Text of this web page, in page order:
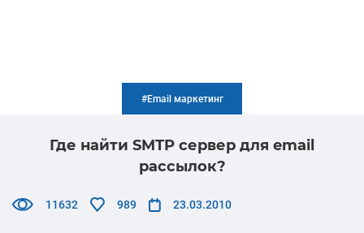
11632 989 23.03.2010
#Email маркетинг
Где найти SMTP сервер для email
рассылок?